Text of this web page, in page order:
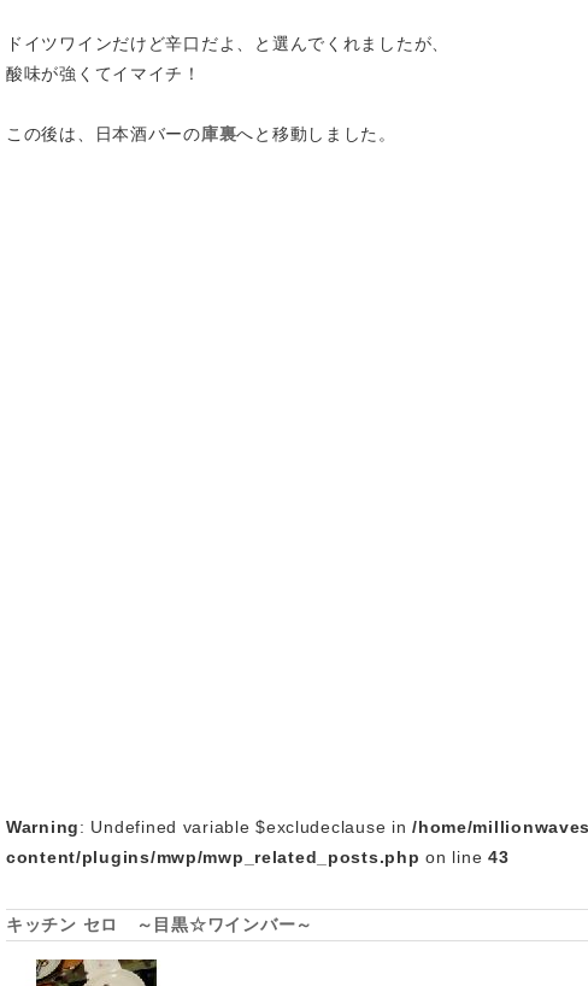
ドイツワインだけど辛口だよ、と選んでくれましたが、
酸味が強くてイマイチ！
この後は、日本酒バーの庫裏へと移動しました。
Warning: Undefined variable $excludeclause in/home/
content/plugins/mwp/mwp_related_posts.php on line43
キッチン セロ ～目黒☆ワインバー～